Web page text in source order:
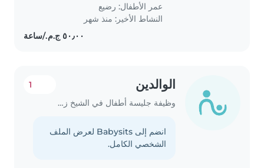
عمر الأطفال: رضيع
النشاط الأخير: منذ شهر
الوالدين
وظيفة جليسة أطفال في الشيخ زايد
1
انضم إلى Babysits لعرض الملف
الشخصي الكامل.